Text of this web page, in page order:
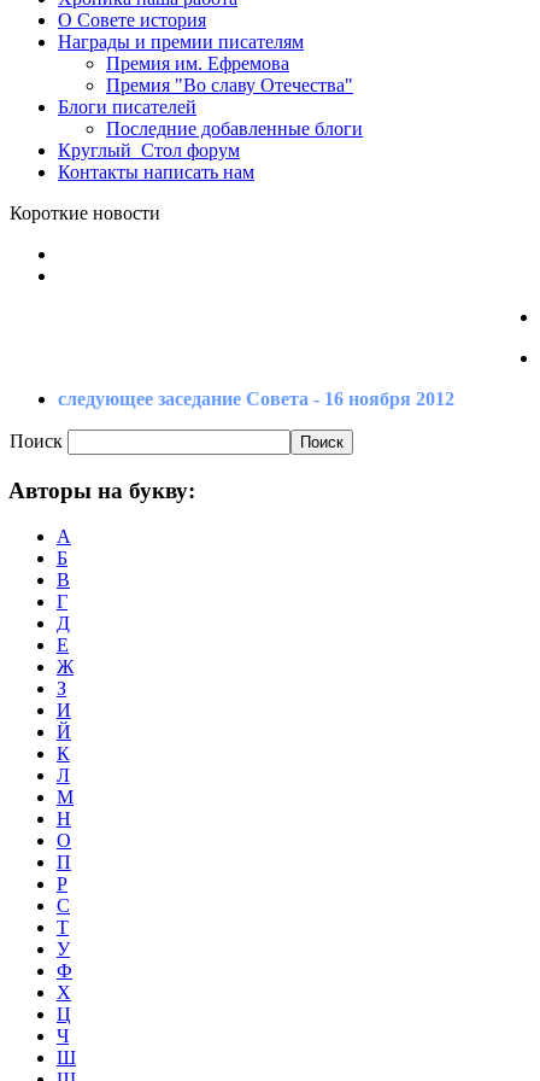
О Совете история
Награды и премии писателям
Премия им. Ефремова
Премия "Во славу Отечества"
Блоги писателей
Последние добавленные блоги
Круглый_Стол форум
Контакты написать нам
Короткие новости
следующее заседание Совета - 16 ноября 2012
Поиск
Авторы на букву:
А
Б
В
Г
Д
Е
Ж
З
И
Й
К
Л
М
Н
О
П
Р
С
Т
У
Ф
Х
Ц
Ч
Ш